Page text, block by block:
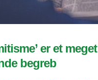
er et meget
begreb